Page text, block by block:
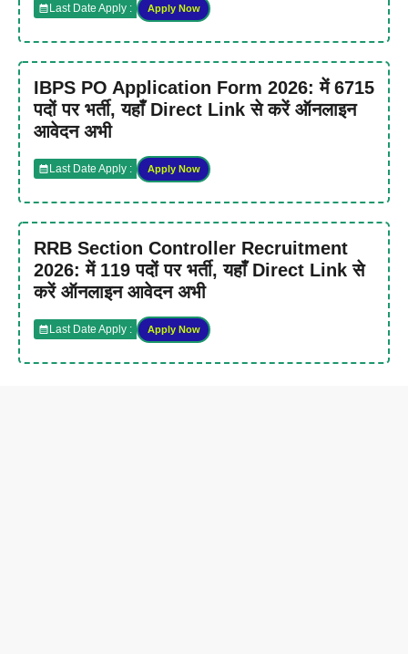
Last Date Apply : Apply Now
IBPS PO Application Form 2026: में 6715
पदों पर भर्ती, यहाँ Direct Link से करें ऑनलाइन
आवेदन अभी
Last Date Apply : Apply Now
RRB Section Controller Recruitment
2026: में 119 पदों पर भर्ती, यहाँ Direct Link से
करें ऑनलाइन आवेदन अभी
Last Date Apply : Apply Now